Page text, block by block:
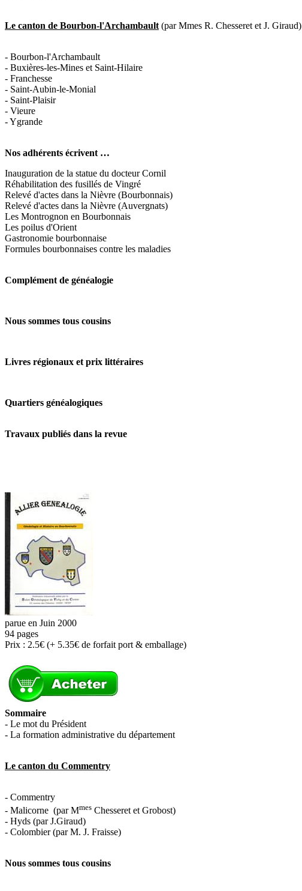
Le canton de Bourbon-l'Archambault (par Mmes R. Chesseret et J. Giraud)
- Bourbon-l'Archambault
- Buxières-les-Mines et Saint-Hilaire
- Franchesse
- Saint-Aubin-le-Monial
- Saint-Plaisir
- Vieure
- Ygrande
Nos adhérents écrivent …
Inauguration de la statue du docteur Cornil
Réhabilitation des fusillés de Vingré
Relevé d'actes dans la Nièvre (Bourbonnais)
Relevé d'actes dans la Nièvre (Auvergnats)
Les Montrognon en Bourbonnais
Les poilus d'Orient
Gastronomie bourbonnaise
Formules bourbonnaises contre les maladies
Complément de généalogie
Nous sommes tous cousins
Livres régionaux et prix littéraires
Quartiers généalogiques
Travaux publiés dans la revue
parue en Juin 2000
94 pages
Prix : 2.5€ (+ 5.35€ de forfait port & emballage)
Sommaire
- Le mot du Président
- La formation administrative du département
Le canton du Commentry
- Commentry
- Malicorne (par Mmes Chesseret et Grobost)
- Hyds (par J.Giraud)
- Colombier (par M. J. Fraisse)
Nous sommes tous cousins